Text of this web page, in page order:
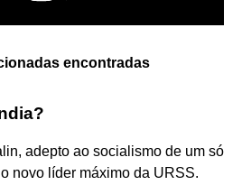
encontradas
adepto ao socialismo de um só
novo líder máximo da URSS.